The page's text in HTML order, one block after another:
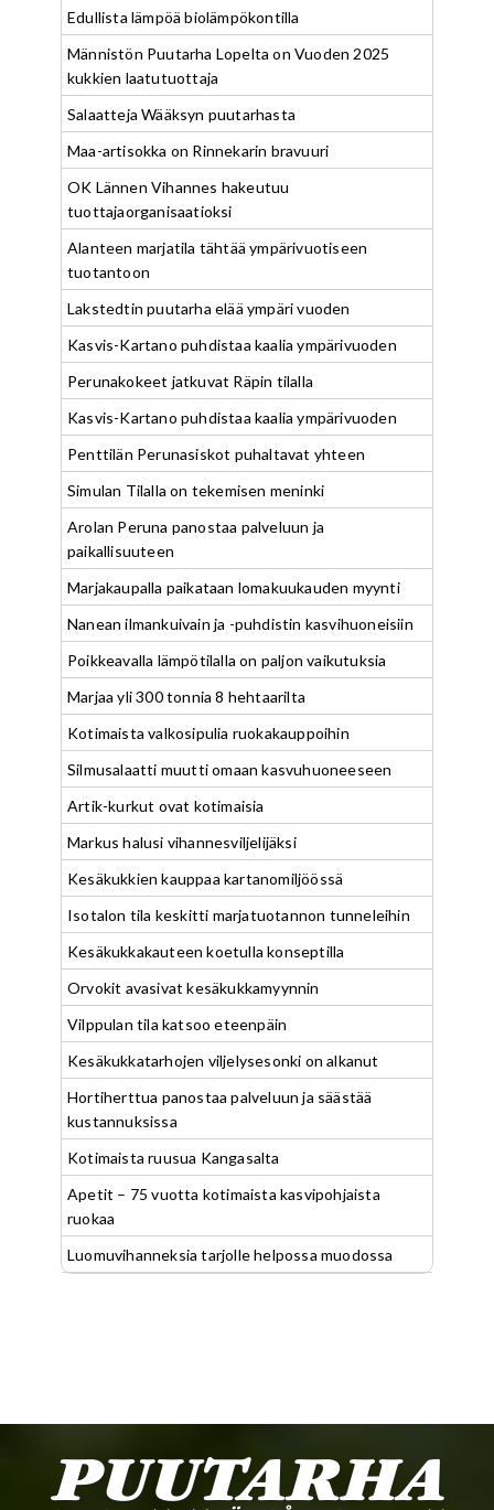
Edullista lämpöä biolämpökontilla
Männistön Puutarha Lopelta on Vuoden 2025
kukkien laatutuottaja
Salaatteja Wääksyn puutarhasta
Maa-artisokka on Rinnekarin bravuuri
OK Lännen Vihannes hakeutuu
tuottajaorganisaatioksi
Alanteen marjatila tähtää ympärivuotiseen
tuotantoon
Lakstedtin puutarha elää ympäri vuoden
Kasvis-Kartano puhdistaa kaalia ympärivuoden
Perunakokeet jatkuvat Räpin tilalla
Kasvis-Kartano puhdistaa kaalia ympärivuoden
Penttilän Perunasiskot puhaltavat yhteen
Simulan Tilalla on tekemisen meninki
Arolan Peruna panostaa palveluun ja
paikallisuuteen
Marjakaupalla paikataan lomakuukauden myynti
Nanean ilmankuivain ja -puhdistin kasvihuoneisiin
Poikkeavalla lämpötilalla on paljon vaikutuksia
Marjaa yli 300 tonnia 8 hehtaarilta
Kotimaista valkosipulia ruokakauppoihin
Silmusalaatti muutti omaan kasvuhuoneeseen
Artik-kurkut ovat kotimaisia
Markus halusi vihannesviljelijäksi
Kesäkukkien kauppaa kartanomiljöössä
Isotalon tila keskitti marjatuotannon tunneleihin
Kesäkukkakauteen koetulla konseptilla
Orvokit avasivat kesäkukkamyynnin
Vilppulan tila katsoo eteenpäin
Kesäkukkatarhojen viljelysesonki on alkanut
Hortiherttua panostaa palveluun ja säästää
kustannuksissa
Kotimaista ruusua Kangasalta
Apetit – 75 vuotta kotimaista kasvipohjaista
ruokaa
Luomuvihanneksia tarjolle helpossa muodossa